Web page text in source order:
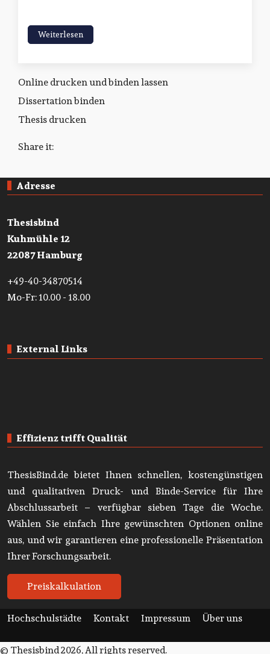
Weiterlesen
Online drucken und binden lassen
Dissertation binden
Thesis drucken
Share it:
Adresse
Thesisbind
Kuhmühle 12
22087 Hamburg
+49-40-34870514
Mo-Fr: 10.00 - 18.00
External Links
Effizienz trifft Qualität
ThesisBind.de bietet Ihnen schnellen, kostengünstigen
und qualitativen Druck- und Binde-Service für Ihre
Abschlussarbeit – verfügbar sieben Tage die Woche.
Wählen Sie einfach Ihre gewünschten Optionen online
aus, und wir garantieren eine professionelle Präsentation
Ihrer Forschungsarbeit.
Preiskalkulation
Hochschulstädte Kontakt Impressum Über uns
© Thesisbind 2026, All rights reserved.